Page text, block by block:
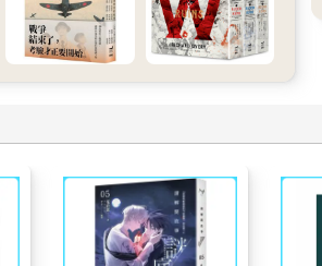
）上寫下第一篇文章，題目是〈總統破壞
：總統宣布戒嚴已屬違法、非法的內亂罪
嚴，總統必須遵守。之後，在局勢發展的
臉書撰寫文章，並從讀者的回應中獲得許
，我數度於國會討論會上擔任主持人，協
聚會中，也發表演說與進行對話；同時，
律條文與憲法精神的知識渴望，並掌握他
體來說，我整理了在「人權Plus」、「青
聚會」、「大學生集談會」、「刑事政策
流與對話的內容。由於這一局勢下的關鍵